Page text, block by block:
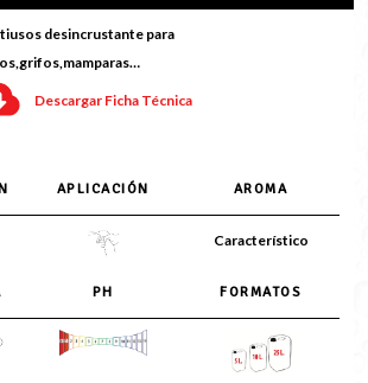
desincrustante para
Descargar Ficha Técnica
APLICACIÓN AROMA
Característico
PH FORMATOS